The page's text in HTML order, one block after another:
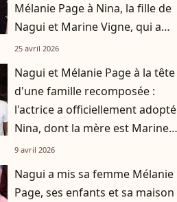
Mélanie Page à Nina, la fille de
Nagui et Marine Vigne, qui a
apaisé leurs rapports
25 avril 2026
Nagui et Mélanie Page à la tête
d'une famille recomposée :
l'actrice a officiellement adopté
Nina, dont la mère est Marine
Vignes
9 avril 2026
Nagui a mis sa femme Mélanie
Page, ses enfants et sa maison